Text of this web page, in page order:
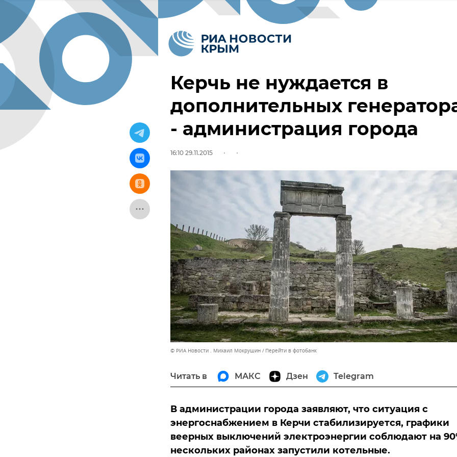
Керчь не нуждается в
дополнительных
- администрация города
16:10 29.11.2015
© РИА Новости . Михаил Мокрушин Перейти в фотобанк
Читать в МАКС Дзен Telegram
В администрации города заявляют, что ситуация с
энергоснабжением в Керчи стабилизируется, графики
веерных выключений электроэнергии соблюдают на
нескольких районах запустили котельные.